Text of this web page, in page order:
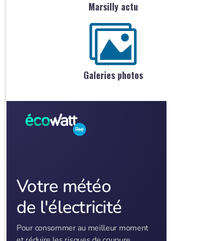
Marsilly actu
Galeries photos